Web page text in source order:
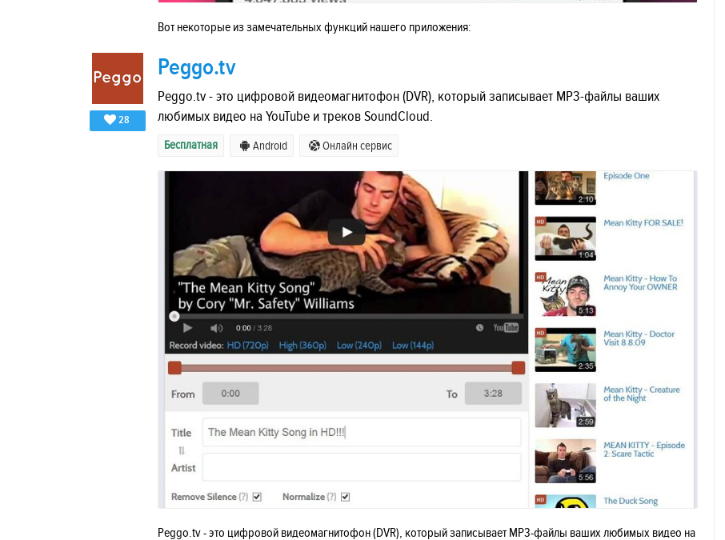
Вот некоторые из замечательных функций нашего приложения:
28
Peggo.tv
Peggo.tv - это цифровой видеомагнитофон (DVR), который записывает MP3-файлы ваших
любимых видео на YouTube и треков SoundCloud.
Бесплатная Android Онлайн сервис
Peggo.tv - это цифровой видеомагнитофон (DVR), который записывает MP3-файлы ваших любимых видео на